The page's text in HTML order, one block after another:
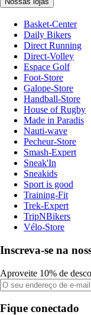
Basket-Center
Daily Bikers
Direct Running
Direct-Volley
Espace Golf
Foot-Store
Galope-Store
Handball-Store
House of Rugby
Made in Paradis
Nauti-wave
Pecheur-Store
Smash-Expert
Sneak'In
Sneakids
Sport is good
Training-Fit
Trek-Expert
TripNBikers
Vélo-Store
Inscreva-se na
Aproveite 10% de
Fique conectado